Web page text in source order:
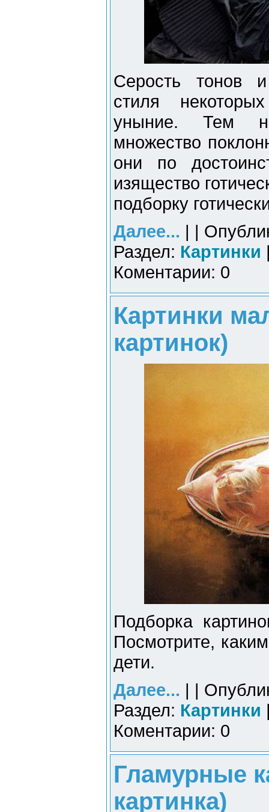
Серость тонов и
стиля
уныние. Тем
множество
они по
изящество
подборку
Далее... | |
Раздел: Картинки
Коментарии: 0
Картинки
картинок)
Подборка
Посмотрите,
дети.
Далее... | |
Раздел: Картинки
Коментарии: 0
Гламурные
картинка)